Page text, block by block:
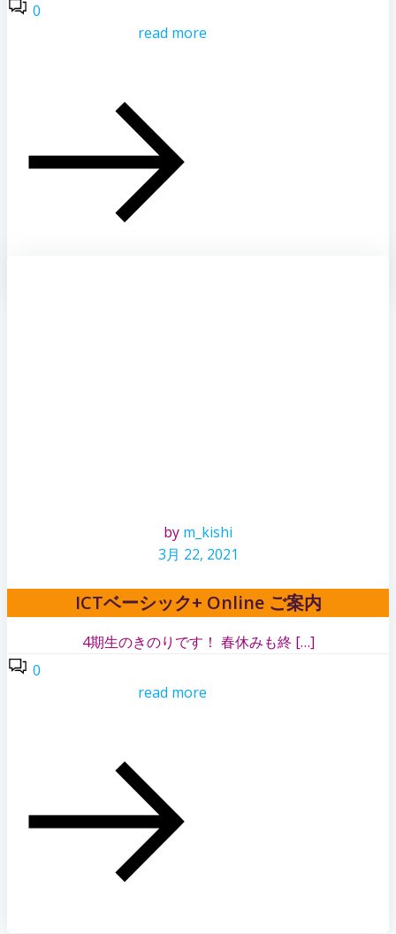
0
read more
by m_kishi
3月 22, 2021
ICTベーシック+ Online ご案内
4期生のきのりです！ 春休みも終 […]
0
read more